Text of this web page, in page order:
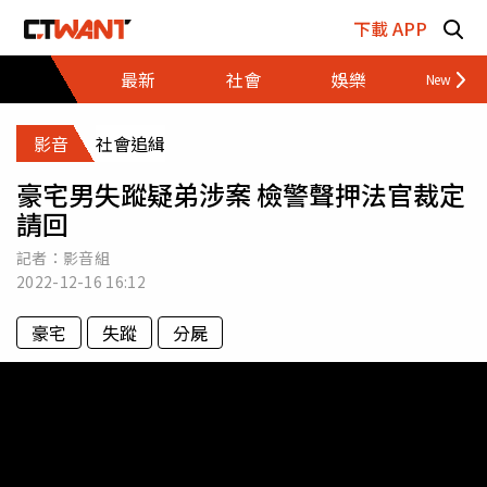
下載 APP
最新
社會 娛樂 財經
影音 社會追緝
豪宅男失蹤疑弟涉案 檢警聲押法官裁定
請回
記者：影音組
2022-12-16 16:12
豪宅 失蹤 分屍